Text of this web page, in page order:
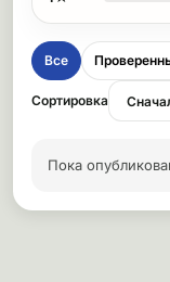
Все
Сортировка
Пока